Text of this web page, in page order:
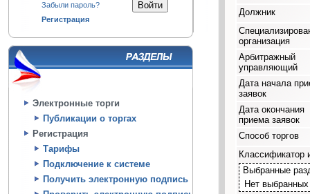
Забыли пароль?
Регистрация
Электронные торги
Публикации о торгах
Регистрация
Тарифы
Подключение к системе
Получить электронную подпись
Должник
организация
Арбитражный
управляющий
Дата начала
заявок
Дата окончания
приема заявок
Способ торгов
Классификатор
Выбранные
Нет